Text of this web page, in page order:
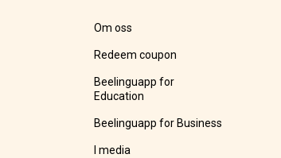
Om oss
Redeem coupon
Beelinguapp for
Education
Beelinguapp for Business
I media